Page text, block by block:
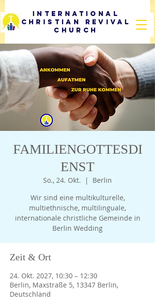
International
Christian Revival
Church
FAMILIENGOTTESDI
ENST
So., 24. Okt.
  |
Berlin
Wir sind eine multikulturelle,
multiethnische, multilinguale,
internationale christliche Gemeinde in
Berlin Wedding
Zeit & Ort
24. Okt. 2027, 10:30 – 12:30
Berlin, Maxstraße 5, 13347 Berlin,
Deutschland